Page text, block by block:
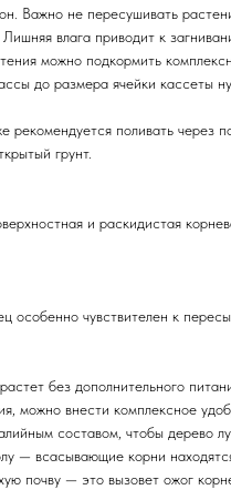
Важно не пересушивать
влага приводит к
можно подкормить
до размера ячейки кассеты
поливать через
грунт.
и раскидистая
особенно чувствителен к
без дополнительного
можно внести комплексное
составом, чтобы дерево
— всасывающие корни
почву — это вызовет ожог